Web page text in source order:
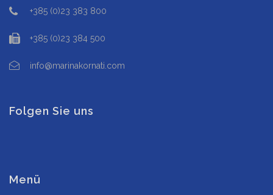
+385 (0)23 383 800
+385 (0)23 384 500
info@marinakornati.com
Folgen Sie uns
Menü